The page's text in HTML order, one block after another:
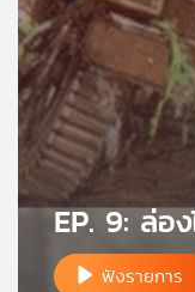
กับ
เรา
เครือ
ข่าย
วิทยุ
ไทย EP. 9: ล่อ
ฟังรายการ